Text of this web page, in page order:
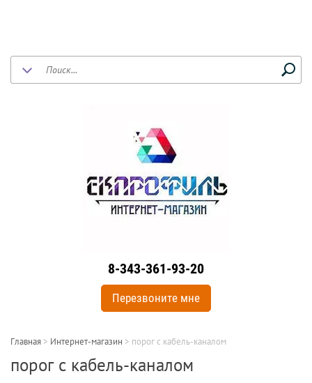
8-343-361-93-20
Перезвоните мне
Главная > Интернет-магазин > порог с кабель-каналом
порог с кабель-каналом